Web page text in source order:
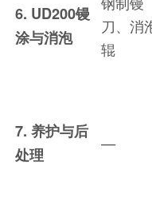
6. UD200镘
涂与消泡
刀、消
辊
7. 养护与后
处理
—